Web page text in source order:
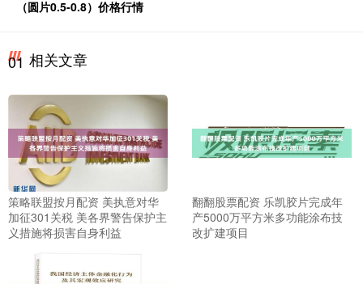
（圆片0.5-0.8）价格行情
01 相关文章
策略联盟按月配资 美执意对华
加征301关税 美各界警告保护主
义措施将损害自身利益
翻翻股票配资 乐凯胶片完成年
产5000万平方米多功能涂布技
改扩建项目